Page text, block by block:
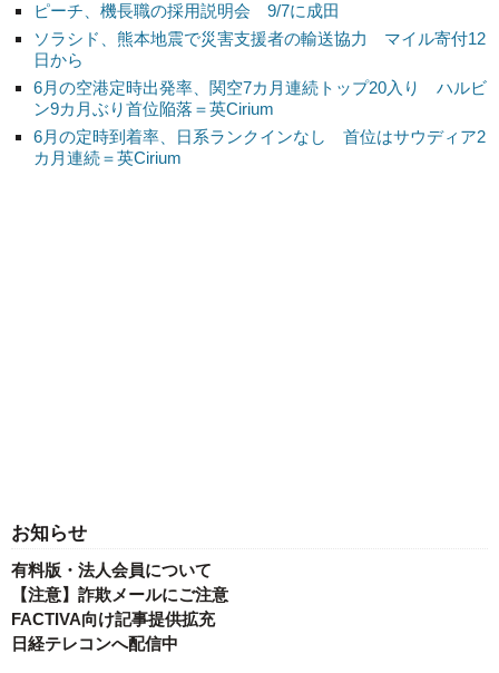
ピーチ、機長職の採用説明会 9/7に成田
ソラシド、熊本地震で災害支援者の輸送協力 マイル寄付12
日から
6月の空港定時出発率、関空7カ月連続トップ20入り ハルビ
ン9カ月ぶり首位陥落＝英Cirium
6月の定時到着率、日系ランクインなし 首位はサウディア2
カ月連続＝英Cirium
お知らせ
有料版・法人会員について
【注意】詐欺メールにご注意
FACTIVA向け記事提供拡充
日経テレコンへ配信中